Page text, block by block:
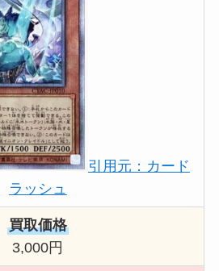
引用元：カード
ラッシュ
買取価格
3,000円